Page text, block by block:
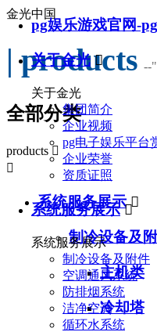
pg娱乐游戏官网-
关于金光 
关于金光
集团简介
企业视频
pg电子娱乐平台
企业荣誉
资质证照
系统服务展示 
系统服务展示
制冷设备及附件
空调通风系统
防排烟系统
洁净空调
循环水系统
金光中国
| products --
全部分类
products 

系统服务展示 
制冷设备及
主机类
冷却塔